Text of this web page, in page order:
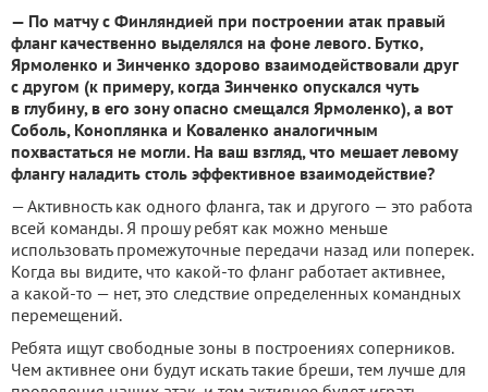
— По матчу с Финляндией при построении атак правый
фланг качественно выделялся на фоне левого. Бутко,
Ярмоленко и Зинченко здорово взаимодействовали друг
с другом (к примеру, когда Зинченко опускался чуть
в глубину, в его зону опасно смещался Ярмоленко), а вот
Соболь, Коноплянка и Коваленко аналогичным
похвастаться не могли. На ваш взгляд, что мешает левому
флангу наладить столь эффективное взаимодействие?
— Активность как одного фланга, так и другого — это работа
всей команды. Я прошу ребят как можно меньше
использовать промежуточные передачи назад или поперек.
Когда вы видите, что какой-то фланг работает активнее,
а какой-то — нет, это следствие определенных командных
перемещений.
Ребята ищут свободные зоны в построениях соперников.
Чем активнее они будут искать такие бреши, тем лучше для